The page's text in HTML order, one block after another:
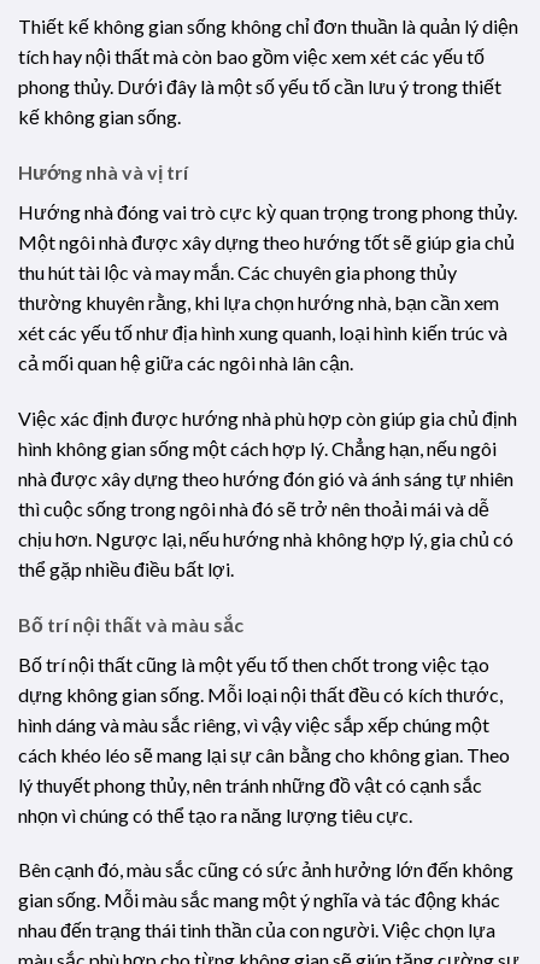
Thiết kế không gian sống không chỉ đơn thuần là quản lý diện
tích hay nội thất mà còn bao gồm việc xem xét các yếu tố
phong thủy. Dưới đây là một số yếu tố cần lưu ý trong thiết
kế không gian sống.
Hướng nhà và vị trí
Hướng nhà đóng vai trò cực kỳ quan trọng trong phong thủy.
Một ngôi nhà được xây dựng theo hướng tốt sẽ giúp gia chủ
thu hút tài lộc và may mắn. Các chuyên gia phong thủy
thường khuyên rằng, khi lựa chọn hướng nhà, bạn cần xem
xét các yếu tố như địa hình xung quanh, loại hình kiến trúc và
cả mối quan hệ giữa các ngôi nhà lân cận.
Việc xác định được hướng nhà phù hợp còn giúp gia chủ định
hình không gian sống một cách hợp lý. Chẳng hạn, nếu ngôi
nhà được xây dựng theo hướng đón gió và ánh sáng tự nhiên
thì cuộc sống trong ngôi nhà đó sẽ trở nên thoải mái và dễ
chịu hơn. Ngược lại, nếu hướng nhà không hợp lý, gia chủ có
thể gặp nhiều điều bất lợi.
Bố trí nội thất và màu sắc
Bố trí nội thất cũng là một yếu tố then chốt trong việc tạo
dựng không gian sống. Mỗi loại nội thất đều có kích thước,
hình dáng và màu sắc riêng, vì vậy việc sắp xếp chúng một
cách khéo léo sẽ mang lại sự cân bằng cho không gian. Theo
lý thuyết phong thủy, nên tránh những đồ vật có cạnh sắc
nhọn vì chúng có thể tạo ra năng lượng tiêu cực.
Bên cạnh đó, màu sắc cũng có sức ảnh hưởng lớn đến không
gian sống. Mỗi màu sắc mang một ý nghĩa và tác động khác
nhau đến trạng thái tinh thần của con người. Việc chọn lựa